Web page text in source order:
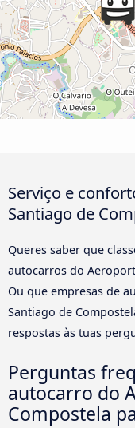
Serviço e
Santiago de
Queres saber que
autocarros do
Ou que empresas de
Santiago de
respostas às tuas
Perguntas
autocarro do
Compostela